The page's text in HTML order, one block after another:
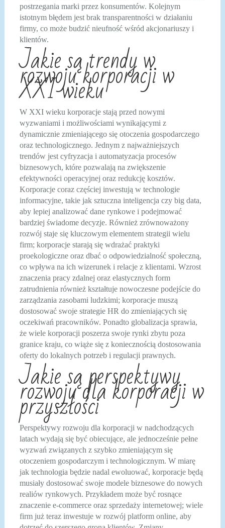
postrzegania marki przez konsumentów. Kolejnym
istotnym błędem jest brak transparentności w działaniu
firmy, co może budzić nieufność wśród akcjonariuszy i
klientów.
Jakie są trendy w
rozwoju korporacji w
XXI wieku
W XXI wieku korporacje stają przed nowymi
wyzwaniami i możliwościami wynikającymi z
dynamicznie zmieniającego się otoczenia gospodarczego
oraz technologicznego. Jednym z najważniejszych
trendów jest cyfryzacja i automatyzacja procesów
biznesowych, które pozwalają na zwiększenie
efektywności operacyjnej oraz redukcję kosztów.
Korporacje coraz częściej inwestują w technologie
informacyjne, takie jak sztuczna inteligencja czy big data,
aby lepiej analizować dane rynkowe i podejmować
bardziej świadome decyzje. Również zrównoważony
rozwój staje się kluczowym elementem strategii wielu
firm; korporacje starają się wdrażać praktyki
proekologiczne oraz dbać o odpowiedzialność społeczną,
co wpływa na ich wizerunek i relacje z klientami. Wzrost
znaczenia pracy zdalnej oraz elastycznych form
zatrudnienia również kształtuje nowoczesne podejście do
zarządzania zasobami ludzkimi; korporacje muszą
dostosować swoje strategie HR do zmieniających się
oczekiwań pracowników. Ponadto globalizacja sprawia,
że wiele korporacji poszerza swoje rynki zbytu poza
granice kraju, co wiąże się z koniecznością dostosowania
oferty do lokalnych potrzeb i regulacji prawnych.
Jakie są perspektywy
rozwoju dla korporacji w
przyszłości
Perspektywy rozwoju dla korporacji w nadchodzących
latach wydają się być obiecujące, ale jednocześnie pełne
wyzwań związanych z szybko zmieniającym się
otoczeniem gospodarczym i technologicznym. W miarę
jak technologia będzie nadal ewoluować, korporacje będą
musiały dostosować swoje modele biznesowe do nowych
realiów rynkowych. Przykładem może być rosnące
znaczenie e-commerce oraz sprzedaży internetowej; wiele
firm już teraz inwestuje w rozwój platform online, aby